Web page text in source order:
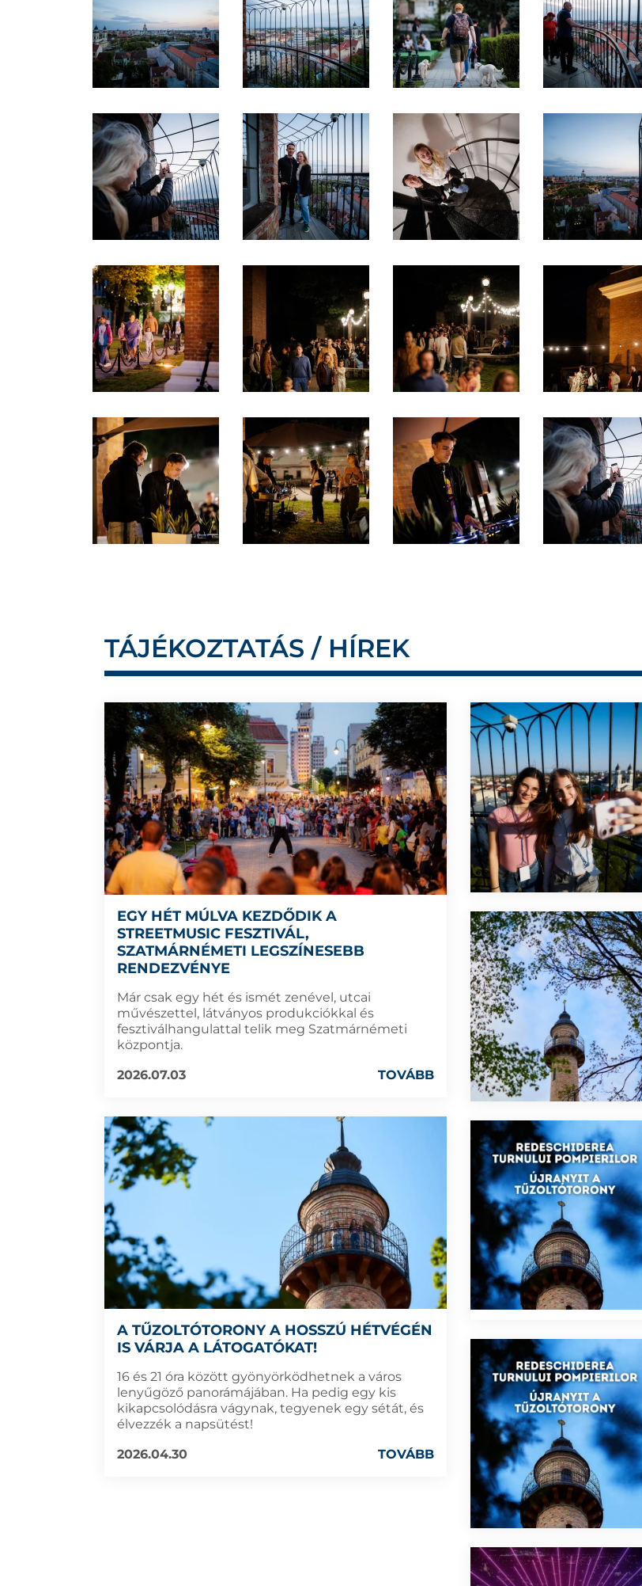
TÁJÉKOZTATÁS / HÍREK
EGY HÉT MÚLVA KEZDŐDIK A
STREETMUSIC FESZTIVÁL,
SZATMÁRNÉMETI LEGSZÍNESEBB
RENDEZVÉNYE
Már csak egy hét és ismét zenével, utcai
művészettel, látványos produkciókkal és
fesztiválhangulattal telik meg Szatmárnémeti
központja.
2026.07.03
TOVÁBB
A TŰZOLTÓTORONY A HOSSZÚ HÉTVÉGÉN
IS VÁRJA A LÁTOGATÓKAT!
16 és 21 óra között gyönyörködhetnek a város
lenyűgöző panorámájában. Ha pedig egy kis
kikapcsolódásra vágynak, tegyenek egy sétát, és
élvezzék a napsütést!
2026.04.30
TOVÁBB